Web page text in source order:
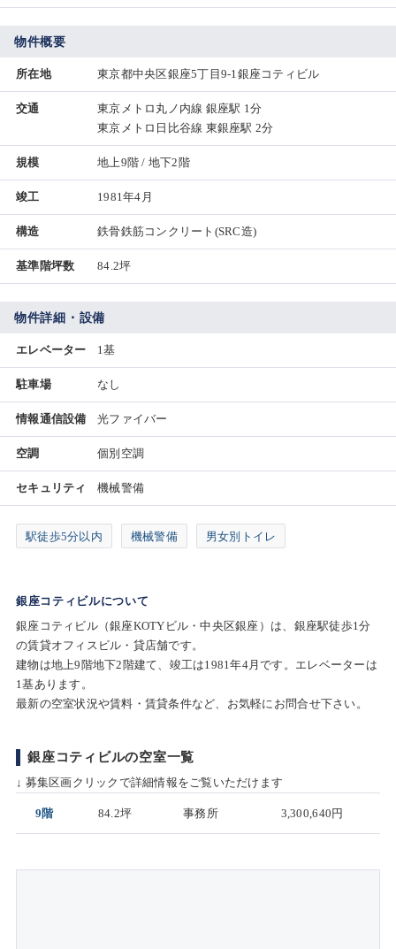
物件概要
所在地 東京都中央区銀座5丁目9-1銀座コティビル
交通
東京メトロ丸ノ内線 銀座駅 1分
東京メトロ日比谷線 東銀座駅 2分
規模 地上9階 / 地下2階
竣工 1981年4月
構造 鉄骨鉄筋コンクリート(SRC造)
基準階坪数 84.2坪
物件詳細・設備
エレベーター 1基
駐車場 なし
情報通信設備 光ファイバー
空調 個別空調
セキュリティ 機械警備
駅徒歩5分以内 機械警備 男女別トイレ
銀座コティビルについて
銀座コティビル（銀座KOTYビル・中央区銀座）は、銀座駅徒歩1分
の賃貸オフィスビル・貸店舗です。
建物は地上9階地下2階建て、竣工は1981年4月です。エレベーターは
1基あります。
最新の空室状況や賃料・賃貸条件など、お気軽にお問合せ下さい。
銀座コティビルの空室一覧
↓ 募集区画クリックで詳細情報をご覧いただけます
9階 84.2坪 事務所 3,300,640円